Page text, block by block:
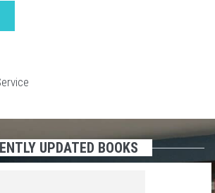
UPDATED BOOKS